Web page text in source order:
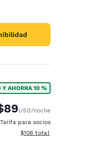
Y AHORRA 10 %
tachada:
reducida:
USD/noche
Tarifa para socios
Ver detalles totales
$106 total